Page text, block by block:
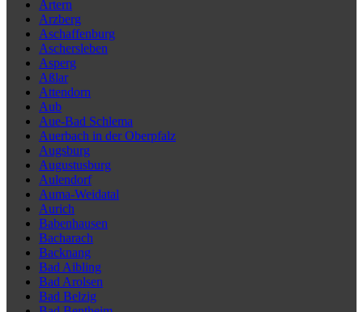
Artern
Arzberg
Aschaffenburg
Aschersleben
Asperg
Aßlar
Attendorn
Aub
Aue-Bad Schlema
Auerbach in der Oberpfalz
Augsburg
Augustusburg
Aulendorf
Auma-Weidatal
Aurich
Babenhausen
Bacharach
Backnang
Bad Aibling
Bad Arolsen
Bad Belzig